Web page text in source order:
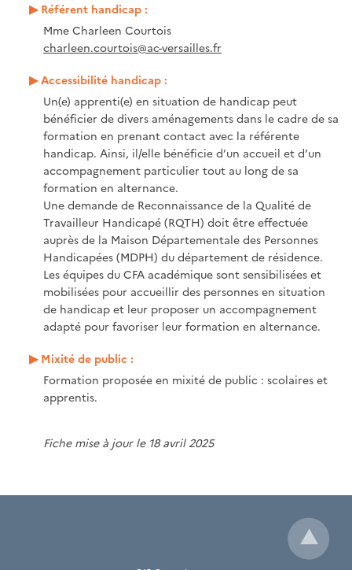
Référent handicap :
Mme Charleen Courtois
charleen.courtois@ac-versailles.fr
Accessibilité handicap :
Un(e) apprenti(e) en situation de handicap peut
bénéficier de divers aménagements dans le cadre de sa
formation en prenant contact avec la référente
handicap. Ainsi, il/elle bénéficie d’un accueil et d’un
accompagnement particulier tout au long de sa
formation en alternance.
Une demande de Reconnaissance de la Qualité de
Travailleur Handicapé (RQTH) doit être effectuée
auprès de la Maison Départementale des Personnes
Handicapées (MDPH) du département de résidence.
Les équipes du CFA académique sont sensibilisées et
mobilisées pour accueillir des personnes en situation
de handicap et leur proposer un accompagnement
adapté pour favoriser leur formation en alternance.
Mixité de public :
Formation proposée en mixité de public : scolaires et
apprentis.
Fiche mise à jour le 18 avril 2025